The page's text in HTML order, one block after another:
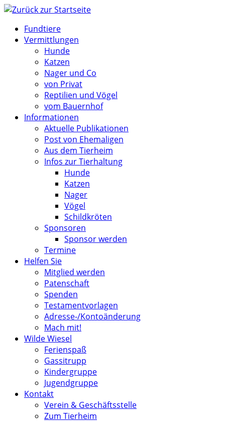
Zum
springenFundtiere
Vermittlungen
Hunde
Katzen
Nager und Co
von Privat
Reptilien und Vögel
vom Bauernhof
Informationen
Aktuelle Publikationen
Post von Ehemaligen
Aus dem Tierheim
Infos zur Tierhaltung
Hunde
Katzen
Nager
Vögel
Schildkröten
Sponsoren
Sponsor werden
Termine
Helfen Sie
Mitglied werden
Patenschaft
Spenden
Testamentvorlagen
Adresse-/Kontoänderung
Mach mit!
Wilde Wiesel
Ferienspaß
Gassitrupp
Kindergruppe
Jugendgruppe
Kontakt
Verein & Geschäftsstelle
Zum Tierheim